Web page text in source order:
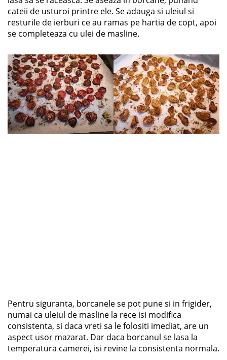
cateii de usturoi printre ele. Se adauga si uleiul si
resturile de ierburi ce au ramas pe hartia de copt, apoi
se completeaza cu ulei de masline.
Pentru siguranta, borcanele se pot pune si in frigider,
numai ca uleiul de masline la rece isi modifica
consistenta, si daca vreti sa le folositi imediat, are un
aspect usor mazarat. Dar daca borcanul se lasa la
temperatura camerei, isi revine la consistenta normala.